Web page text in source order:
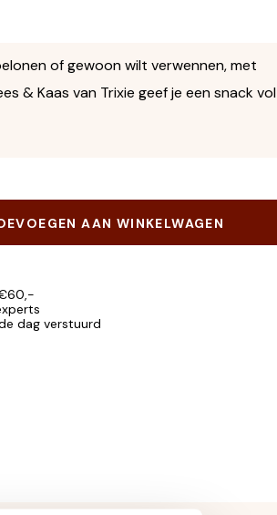
of gewoon wilt verwennen, met
& Kaas van Trixie geef je een snack vol
AAN WINKELWAGEN
dag verstuurd